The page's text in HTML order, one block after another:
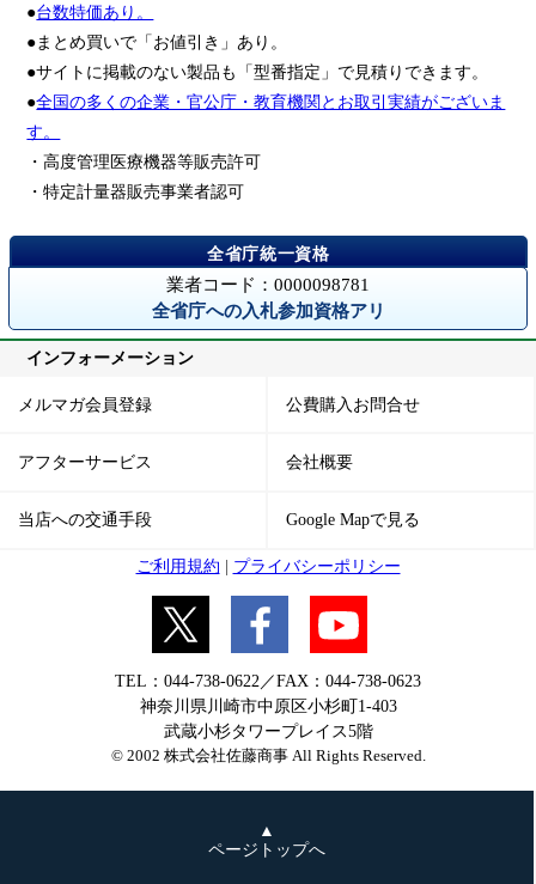
●台数特価あり。
●まとめ買いで「お値引き」あり。
●サイトに掲載のない製品も「型番指定」で見積りできます。
●全国の多くの企業・官公庁・教育機関とお取引実績がございま
す。
・高度管理医療機器等販売許可
・特定計量器販売事業者認可
業者コード：0000098781
全省庁への入札参加資格アリ
インフォーメーション
メルマガ会員登録 公費購入お問合せ
アフターサービス 会社概要
当店への交通手段 Google Mapで見る
ご利用規約 プライバシーポリシー
TEL：044-738-0622／FAX：044-738-0623
神奈川県川崎市中原区小杉町1-403
武蔵小杉タワープレイス5階
© 2002 株式会社佐藤商事 All Rights Reserved.
▲
ページトップへ